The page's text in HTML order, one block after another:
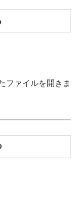
ファイルを開きま